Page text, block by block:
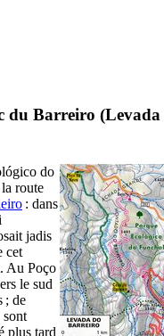
du Barreiro (Levada
do
route
: dans
jadis
cet
Au Poço
le sud
; de
sont
plus tard